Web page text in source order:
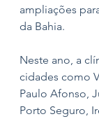
ampliações
da Bahia.
Neste ano, a
cidades como
Paulo Afonso,
Porto Seguro,